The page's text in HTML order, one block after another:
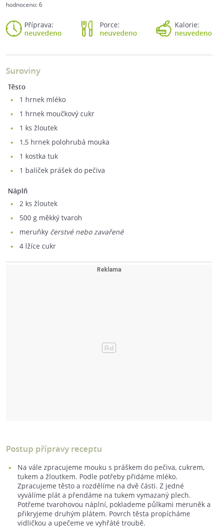
hodnoceno:6
Příprava:
neuvedeno
Porce:
neuvedeno
Kalorie:
neuvedeno
Suroviny
Těsto
1 hrnek mléko
1 hrnek moučkový cukr
1 ks žloutek
1,5 hrnek polohrubá mouka
1 kostka tuk
1 balíček prášek do pečiva
Náplň
2 ks žloutek
500 g měkký tvaroh
meruňky čerstvé nebo zavařené
4 lžíce cukr
Postup přípravy receptu
Na vále zpracujeme mouku s práškem do pečiva, cukrem,
tukem a žloutkem. Podle potřeby přidáme mléko.
Zpracujeme těsto a rozdělíme na dvě části. Z jedné
vyválíme plát a přendáme na tukem vymazaný plech.
Potřeme tvarohovou náplní, poklademe půlkami meruněk a
přikryjeme druhým plátem. Povrch těsta propícháme
vidličkou a upečeme ve vyhřáté troubě.